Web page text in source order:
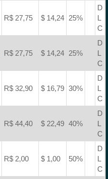
R$ 27,75 $ 14,24 25%
D
L
C
R$ 27,75 $ 14,24 25%
D
L
C
R$ 32,90 $ 16,79 30%
D
L
C
R$ 44,40 $ 22,49 40%
D
L
C
R$ 2,00 $ 1,00 50%
D
L
C